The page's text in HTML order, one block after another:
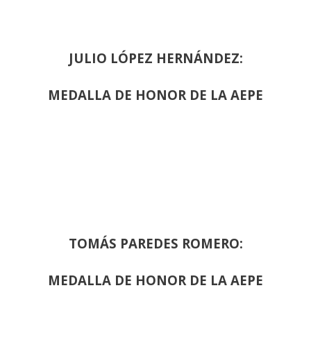
JULIO LÓPEZ HERNÁNDEZ:
MEDALLA DE HONOR DE LA AEPE
TOMÁS PAREDES ROMERO:
MEDALLA DE HONOR DE LA AEPE